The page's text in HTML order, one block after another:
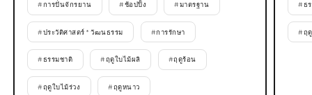
#การปั่นจักรยาน #ช้อปปิ้ง #มาตรฐาน
#ประวัติศาสตร์ * วัฒนธรรม #การรักษา
#ธรรมชาติ #ฤดูใบไม้ผลิ #ฤดูร้อน
#ฤดูใบไม้ร่วง #ฤดูหนาว
#ธ
#ฤ